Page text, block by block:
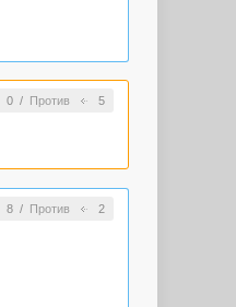
0/ Против 5
8/ Против 2